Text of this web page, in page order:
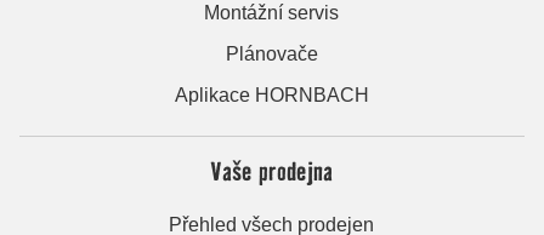
Montážní servis
Plánovače
Aplikace HORNBACH
Vaše prodejna
Přehled všech prodejen